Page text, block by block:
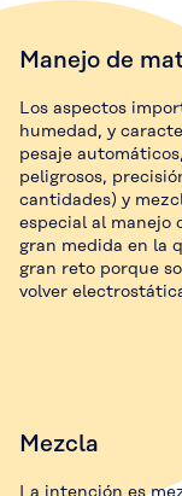
Manejo de
Los aspectos
humedad, y
pesaje
peligrosos,
cantidades) y
especial al manejo
gran medida en la
gran reto porque
volver
Mezcla
La intención es